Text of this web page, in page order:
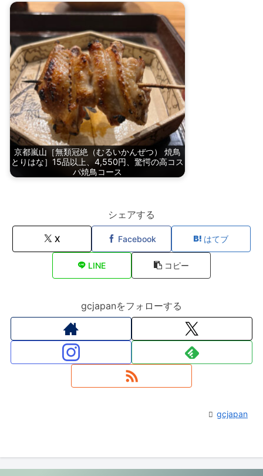
京都嵐山［無類冠絶（むるいかんぜつ） 焼鳥
とりはな］15品以上、4,550円、驚愕の高コス
パ焼鳥コース
シェアする
X Facebook はてブ
LINE コピー
gcjapanをフォローする
gcjapan